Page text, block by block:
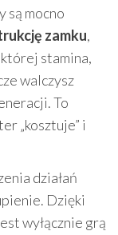
są mocno
zamku,
stamina,
walczysz
To
„kosztuje” i
działań
Dzięki
wyłącznie grą